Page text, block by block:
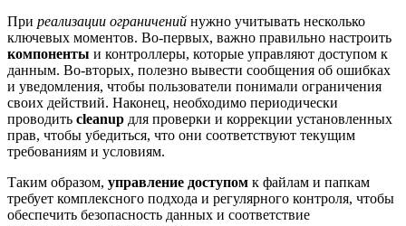
При реализации ограничений нужно учитывать несколько
ключевых моментов. Во-первых, важно правильно настроить
компоненты и контроллеры, которые управляют доступом к
данным. Во-вторых, полезно вывести сообщения об ошибках
и уведомления, чтобы пользователи понимали ограничения
своих действий. Наконец, необходимо периодически
проводить cleanup для проверки и коррекции установленных
прав, чтобы убедиться, что они соответствуют текущим
требованиям и условиям.
Таким образом, управление доступом к файлам и папкам
требует комплексного подхода и регулярного контроля, чтобы
обеспечить безопасность данных и соответствие